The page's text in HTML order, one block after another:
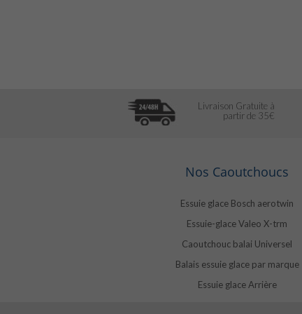
Livraison Gratuite à
partir de 35€
Nos Caoutchoucs
Essuie glace Bosch aerotwin
Essuie-glace Valeo X-trm
Caoutchouc balai Universel
Balais essuie glace par marque
Essuie glace Arrière